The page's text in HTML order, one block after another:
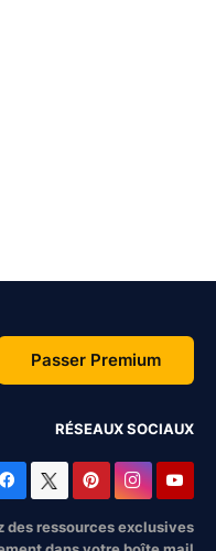
Passer Premium
RÉSEAUX SOCIAUX
des ressources exclusives